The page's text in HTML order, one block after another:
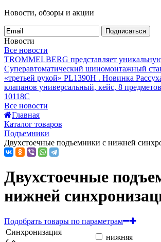
Новости, обзоры и акции
Подписаться
Новости
Все новости
TROMMELBERG представляет
Суперавтоматический шиномонтажный
«третьей рукой» PL1390H . Новинка
клапанов универсальный, кейс, 8
10118C
Все новости
Главная
Каталог товаров
Подъемники
Двухстоечные подъемники с нижней
Двухстоечные
нижней
Подобрать товары по параметрам
Синхронизация
нижняя